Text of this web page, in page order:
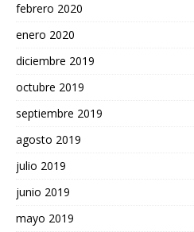
febrero 2020
enero 2020
diciembre 2019
octubre 2019
septiembre 2019
agosto 2019
julio 2019
junio 2019
mayo 2019